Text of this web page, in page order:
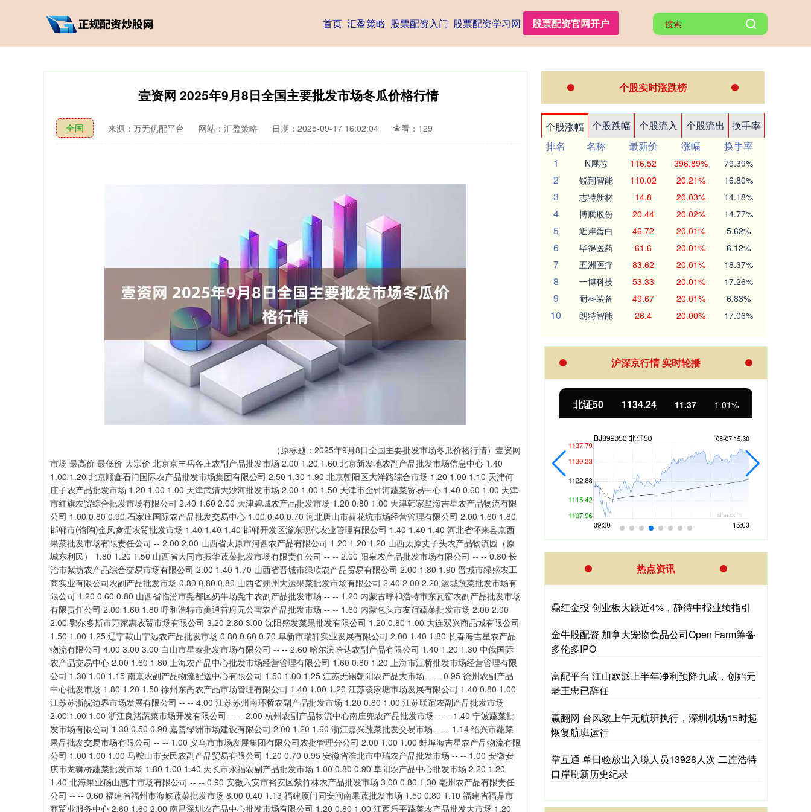
首页 汇盈策略 股票配资入门 股票配资学习网 股票配资官网开户
壹资网 2025年9月8日全国主要批发市场冬瓜价格行情
全国 来源：万无优配平台 网站：汇盈策略 日期：2025-09-17 16:02:04 查看：129
（原标题：2025年9月8日全国主要批发市场冬瓜价格行情）壹资网
市场 最高价 最低价 大宗价 北京京丰岳各庄农副产品批发市场 2.00 1.20 1.60 北京新发地农副产品批发市场信息中心 1.40 1.00 1.20 北京顺鑫石门国际农产品批发市场集团有限公司 2.50 1.30 1.90 北京朝阳区大洋路综合市场 1.20 1.00 1.10 天津何庄子农产品批发市场 1.20 1.00 1.00 天津武清大沙河批发市场 2.00 1.00 1.50 天津市金钟河蔬菜贸易中心 1.40 0.60 1.00 天津市红旗农贸综合批发市场有限公司 2.40 1.60 2.00 天津碧城农产品批发市场 1.20 0.80 1.00 天津韩家墅海吉星农产品物流有限公司 1.00 0.80 0.90 石家庄国际农产品批发交易中心 1.00 0.40 0.70 河北唐山市荷花坑市场经营管理有限公司 2.00 1.60 1.80 邯郸市(馆陶)金凤禽蛋农贸批发市场 1.40 1.40 1.40 邯郸开发区滏东现代农业管理有限公司 1.40 1.40 1.40 河北省怀来县京西果菜批发市场有限责任公司 -- 2.00 2.00 山西省太原市河西农产品有限公司 1.20 1.20 1.20 山西太原丈子头农产品物流园（原城东利民） 1.80 1.20 1.50 山西省大同市振华蔬菜批发市场有限责任公司 -- -- 2.00 阳泉农产品批发市场有限公司 -- -- 0.80 长治市紫坊农产品综合交易市场有限公司 2.00 1.40 1.70 山西省晋城市绿欣农产品贸易有限公司 2.00 1.80 1.90 晋城市绿盛农工商实业有限公司农副产品批发市场 0.80 0.80 0.80 山西省朔州大运果菜批发市场有限公司 2.40 2.00 2.20 运城蔬菜批发市场有限公司 1.20 0.60 0.80 山西省临汾市尧都区奶牛场尧丰农副产品批发市场 -- -- 1.20 内蒙古呼和浩特市东瓦窑农副产品批发市场有限责任公司 2.00 1.60 1.80 呼和浩特市美通首府无公害农产品批发市场 -- -- 1.60 内蒙包头市友谊蔬菜批发市场 2.00 2.00 2.00 鄂尔多斯市万家惠农贸市场有限公司 3.20 2.80 3.00 沈阳盛发菜果批发有限公司 1.20 0.80 1.00 大连双兴商品城有限公司 1.50 1.00 1.25 辽宁鞍山宁远农产品批发市场 0.80 0.60 0.70 阜新市瑞轩实业发展有限公司 2.00 1.40 1.80 长春海吉星农产品物流有限公司 4.00 3.00 3.00 白山市星泰批发市场有限公司 -- -- 2.60 哈尔滨哈达农副产品有限公司 1.40 1.20 1.30 中俄国际农产品交易中心 2.00 1.60 1.80 上海农产品中心批发市场经营管理有限公司 1.60 0.80 1.20 上海市江桥批发市场经营管理有限公司 1.30 1.00 1.15 南京农副产品物流配送中心有限公司 1.50 1.00 1.25 江苏无锡朝阳农产品大市场 -- -- 0.95 徐州农副产品中心批发市场 1.80 1.20 1.50 徐州东高农产品市场管理有限公司 1.40 1.00 1.20 江苏凌家塘市场发展有限公司 1.40 0.80 1.00 江苏苏浙皖边界市场发展有限公司 -- -- 4.00 江苏苏州南环桥农副产品批发市场 1.20 0.80 1.00 江苏联谊农副产品批发市场 2.00 1.00 1.00 浙江良渚蔬菜市场开发有限公司 -- -- 2.00 杭州农副产品物流中心南庄兜农产品批发市场 -- -- 1.40 宁波蔬菜批发市场有限公司 1.30 0.50 0.90 嘉善绿洲市场建设有限公司 2.00 1.20 1.60 浙江嘉兴蔬菜批发交易市场 -- -- 1.14 绍兴市蔬菜果品批发交易市场有限公司 -- -- 1.00 义乌市市场发展集团有限公司农批管理分公司 2.00 1.00 1.00 蚌埠海吉星农产品物流有限公司 1.00 1.00 1.00 马鞍山市安民农副产品贸易有限公司 1.20 0.70 0.95 安徽省淮北市中瑞农产品批发市场 -- -- 1.00 安徽安庆市龙狮桥蔬菜批发市场 1.80 1.00 1.40 天长市永福农副产品批发市场 1.00 0.80 0.90 阜阳农产品中心批发市场 2.20 1.20 1.40 北海果业砀山惠丰市场有限公司 -- -- 0.90 安徽六安市裕安区紫竹林农产品批发市场 3.00 0.80 1.30 亳州农产品有限责任公司 -- -- 0.60 福建省福州市海峡蔬菜批发市场 8.00 0.40 1.13 福建厦门同安闽南果蔬批发市场 1.50 0.80 1.10 福建省福鼎市商贸业服务中心 2.60 1.60 2.00 南昌深圳农产品中心批发市场有限公司 1.20 0.80 1.00 江西乐平蔬菜农产品批发大市场 1.20 0.80 1.00 江西九江琵琶湖农产品物流有限公司 1.00 0.60 0.90 江西永丰县蔬菜批发市场 -- -- 0.90 山东章丘刁镇蔬菜批发市场 1.40 1.00 1.20 青岛抚顺路蔬菜副食品批发市场股份有限公司 2.60 1.20 2.20 青岛东庄头蔬菜批发市场有限公司 2.00 0.50 0.80 青岛市城阳蔬菜水产品批发市场有限公司 2.40 1.40 2.20 山东青岛黄河路农产品批发市场 1.40 1.40 1.40 山东淄博市鲁中蔬菜批发市场 -- -- 1.5
个股实时涨跌榜
个股涨幅 个股跌幅 个股流入 个股流出
换手率
排名
名称 最新价 涨幅
换手率
1
N展芯 116.52 396.89% 79.39%
2 锐翔智能 110.02 20.21% 16.80%
3 志特新材 14.8 20.03% 14.18%
4 博腾股份 20.44 20.02% 14.77%
5 近岸蛋白 46.72 20.01% 5.62%
6 毕得医药 61.6 20.01% 6.12%
7 五洲医疗 83.62 20.01% 18.37%
8 一博科技 53.33 20.01% 17.26%
9 耐科装备 49.67 20.01% 6.83%
10 朗特智能 26.4 20.00% 17.06%
沪深京行情 实时轮播
14311.01 200.89 1.42% 北证50 1134.24 11.37 1.01%
热点资讯
鼎红金投 创业板大跌近4%，静待中报业绩指引
金牛股配资 加拿大宠物食品公司Open Farm筹备
多伦多IPO
富配平台 江山欧派上半年净利预降九成，创始元
老王忠已辞任
赢翻网 台风致上午无航班执行，深圳机场15时起
恢复航班运行
掌互通 单日验放出入境人员13928人次 二连浩特
口岸刷新历史纪录